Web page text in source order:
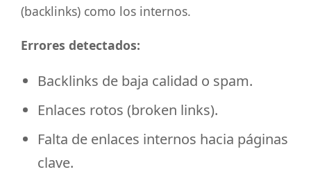
(backlinks) como los internos.
Errores detectados:
Backlinks de baja calidad o spam.
Enlaces rotos (broken links).
Falta de enlaces internos hacia páginas
clave.